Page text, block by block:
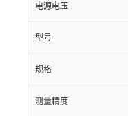
电源电压
型号
规格
测量精度